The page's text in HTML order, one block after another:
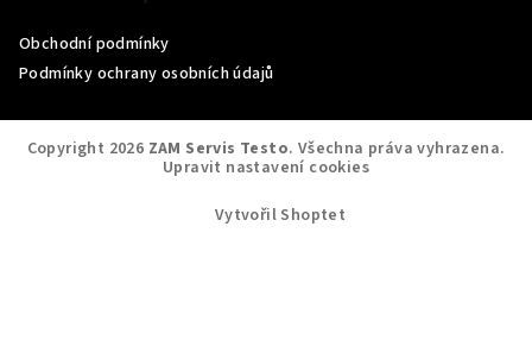
Obchodní podmínky
Podmínky ochrany osobních údajů
Copyright 2026 ZAM Servis Testo. Všechna práva vyhrazena.
Upravit nastavení cookies
Vytvořil Shoptet